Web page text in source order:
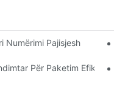
Numërimi Pajisjesh
Për Paketim Efikas